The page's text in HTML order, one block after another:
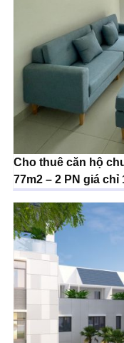
Cho thuê căn hộ
77m2 – 2 PN giá chỉ